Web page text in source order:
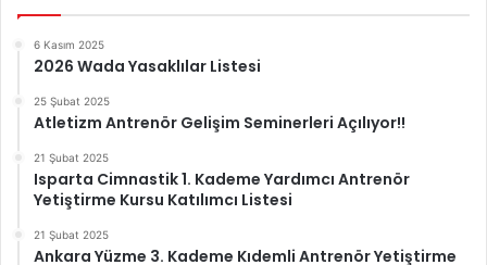
6 Kasım 2025
2026 Wada Yasaklılar Listesi
25 Şubat 2025
Atletizm Antrenör Gelişim Seminerleri Açılıyor!!
21 Şubat 2025
Isparta Cimnastik 1. Kademe Yardımcı Antrenör
Yetiştirme Kursu Katılımcı Listesi
21 Şubat 2025
Ankara Yüzme 3. Kademe Kıdemli Antrenör Yetiştirme